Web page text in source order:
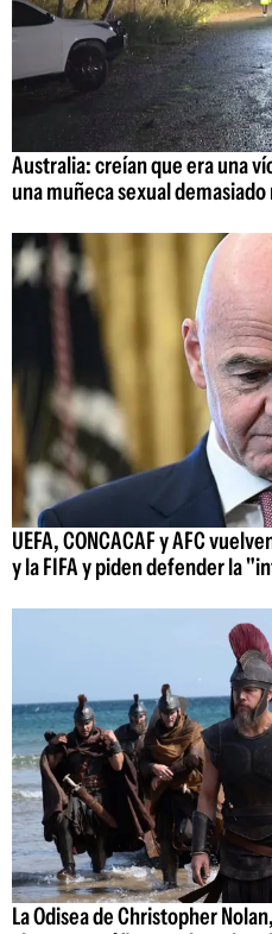
Australia: creían que era una
una muñeca sexual
UEFA, CONCACAF y AFC
y la FIFA y piden defender la
La Odisea de Christopher